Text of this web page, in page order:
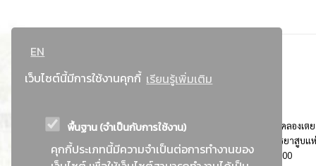
EN
เว็บไซต์นี้มีการใช้งานคุกกี้ เรียนรู้เพิ่มเติม
พื้นฐาน (จำเป็นกับการใช้งาน)
คุกกี้ประเภทนี้มีความจำเป็นต่อการทำงานของ
ที่อยู่ : 184 ถนนพระรามที่ 4 แขวงคลองเตย เขตคลองเตย
กรุงเทพมหานคร 10110 ติดต่อประชาสัมพันธ์ การยาสูบแ
ประเทศไทย Call center โทร. 0-2229-1000